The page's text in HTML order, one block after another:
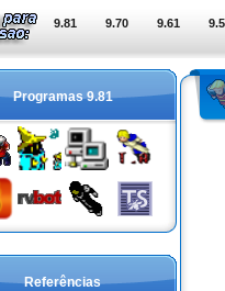
9.81 9.70 9.61
Programas 9.81
Referências